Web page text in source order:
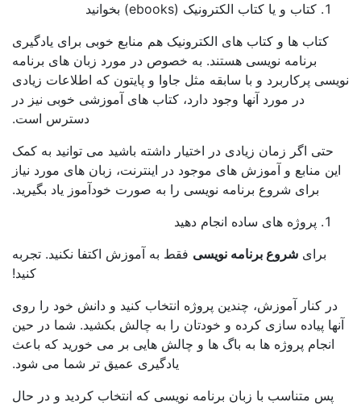
کتاب و یا کتاب الکترونیک (ebooks) بخوانید
ها و کتاب های الکترونیک هم منابع خوبی برای یادگیری
برنامه نویسی هستند. به خصوص در مورد زبان های برنامه
پرکاربرد و با سابقه مثل جاوا و پایتون که اطلاعات زیادی
در مورد آنها وجود دارد، کتاب های آموزشی خوبی نیز در
دسترس است.
اگر زمان زیادی در اختیار داشته باشید می توانید به کمک
منابع و آموزش های موجود در اینترنت، زبان های مورد نیاز
برای شروع برنامه نویسی را به صورت خودآموز یاد بگیرید.
پروژه های ساده انجام دهید
شروع برنامه نویسی فقط به آموزش اکتفا نکنید. تجربه
آموزش، چندین پروژه انتخاب کنید و دانش خود را روی
پیاده سازی کرده و خودتان را به چالش بکشید. شما در حین
پروژه ها به باگ ها و چالش هایی بر می خورید که باعث
یادگیری عمیق تر شما می شود.
متناسب با زبان برنامه نویسی که انتخاب کردید و در حال